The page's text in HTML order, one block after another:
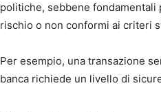
politiche, sebbene
rischio o non conformi ai criteri
Per esempio, una transazione
banca richiede un livello di